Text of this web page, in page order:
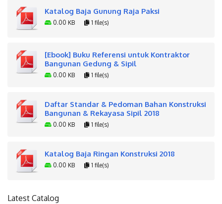
Katalog Baja Gunung Raja Paksi
0.00 KB 1 file(s)
[Ebook] Buku Referensi untuk Kontraktor
Bangunan Gedung & Sipil
0.00 KB 1 file(s)
Daftar Standar & Pedoman Bahan Konstruksi
Bangunan & Rekayasa Sipil 2018
0.00 KB 1 file(s)
Katalog Baja Ringan Konstruksi 2018
0.00 KB 1 file(s)
Latest Catalog